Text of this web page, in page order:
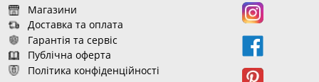
Магазини
Доставка та оплата
Гарантія та сервіс
Публічна оферта
Політика конфіденційності